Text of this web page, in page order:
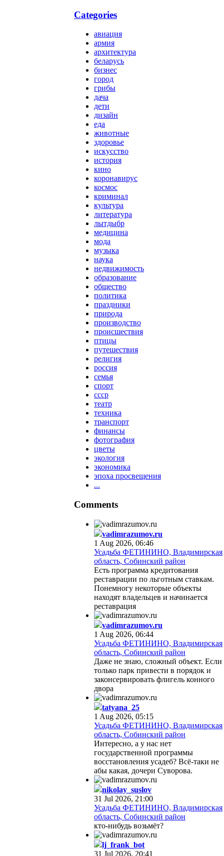
Categories
авиация
армия
архитектура
беларусь
бизнес
город
грибы
дача
дети
дизайн
еда
животные
здоровье
искусство
история
кино
коронавирус
космос
криминал
культура
литература
лытдыбр
медицина
мода
музыка
наука
недвижимость
образование
общество
политика
праздники
природа
производство
происшествия
птицы
путешествия
религия
россия
семья
спорт
ссср
театр
техника
транспорт
финансы
фотография
цветы
экология
экономика
эпоха просвещения
...
Comments
vadimrazumov.ru
1 Aug 2026, 06:46
Усадьба ФЕТИНИНО, Владимирская
область, Собинский район
Есть программа кредитования
реставрации по льготным ставкам.
Понемногу некоторые объекты
находят владельцев и начинается
реставрация
vadimrazumov.ru
1 Aug 2026, 06:44
Усадьба ФЕТИНИНО, Владимирская
область, Собинский район
Даже не знаю, сложный объект. Если
только парк привести в порядок и
законсервировать флигель конного
двора
tatyana_25
1 Aug 2026, 05:15
Усадьба ФЕТИНИНО, Владимирская
область, Собинский район
Интересно, а у нас нет
государственной программы
восстановления усадеб? Всё-таки не
абы какая, дочери Суворова.
nikolay_suslov
31 Jul 2026, 21:00
Усадьба ФЕТИНИНО, Владимирская
область, Собинский район
кто-нибудь возьмёт?
lj_frank_bot
31 Jul 2026, 20:41